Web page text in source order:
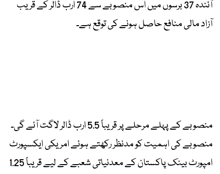
آئندہ 37 برسوں میں اس منصوبے سے 74 ارب ڈالر کے قریب
آزاد مالی منافع حاصل ہونے کی توقع ہے۔
منصوبے کے پہلے مرحلے پر قریباً 5.5 ارب ڈالر لاگت آئے گی۔
منصوبے کی اہمیت کو مدنظر رکھتے ہوئے امریکی ایکسپورٹ
امپورٹ بینک پاکستان کے معدنیاتی شعبے کے لیے قریباً 1.25